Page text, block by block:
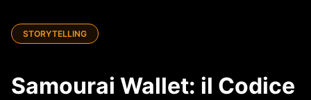
STORYTELLING
Samourai Wallet: il Codice